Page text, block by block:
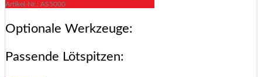
Artikel-Nr.: AS5000
Optionale Werkzeuge:
Passende Lötspitzen: